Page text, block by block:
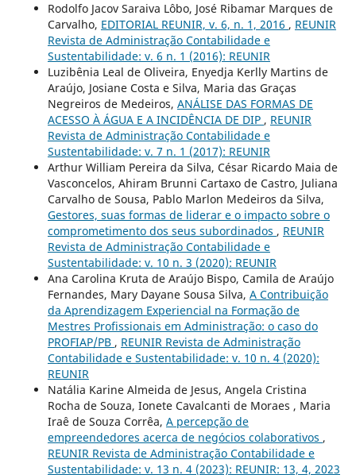
Rodolfo Jacov Saraiva Lôbo, José Ribamar Marques de
Carvalho, EDITORIAL REUNIR, v. 6, n. 1, 2016 , REUNIR
Revista de Administração Contabilidade e
Sustentabilidade: v. 6 n. 1 (2016): REUNIR
Luzibênia Leal de Oliveira, Enyedja Kerlly Martins de
Araújo, Josiane Costa e Silva, Maria das Graças
Negreiros de Medeiros, ANÁLISE DAS FORMAS DE
ACESSO À ÁGUA E A INCIDÊNCIA DE DIP , REUNIR
Revista de Administração Contabilidade e
Sustentabilidade: v. 7 n. 1 (2017): REUNIR
Arthur William Pereira da Silva, César Ricardo Maia de
Vasconcelos, Ahiram Brunni Cartaxo de Castro, Juliana
Carvalho de Sousa, Pablo Marlon Medeiros da Silva,
Gestores, suas formas de liderar e o impacto sobre o
comprometimento dos seus subordinados , REUNIR
Revista de Administração Contabilidade e
Sustentabilidade: v. 10 n. 3 (2020): REUNIR
Ana Carolina Kruta de Araújo Bispo, Camila de Araújo
Fernandes, Mary Dayane Sousa Silva, A Contribuição
da Aprendizagem Experiencial na Formação de
Mestres Profissionais em Administração: o caso do
PROFIAP/PB , REUNIR Revista de Administração
Contabilidade e Sustentabilidade: v. 10 n. 4 (2020):
REUNIR
Natália Karine Almeida de Jesus, Angela Cristina
Rocha de Souza, Ionete Cavalcanti de Moraes , Maria
Iraê de Souza Corrêa, A percepção de
empreendedores acerca de negócios colaborativos ,
REUNIR Revista de Administração Contabilidade e
Sustentabilidade: v. 13 n. 4 (2023): REUNIR: 13, 4, 2023